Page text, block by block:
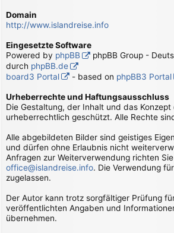
Domain
http://www.islandreise.info
Eingesetzte Software
Powered by phpBB
phpBB Group -
durch phpBB.de
board3 Portal
- based on phpBB3 Portal
Urheberrechte und Haftungsausschluss
Die Gestaltung, der Inhalt und das
urheberrechtlich geschützt. Alle Rechte
Alle abgebildeten Bilder sind geistiges
und dürfen ohne Erlaubnis nicht
Anfragen zur Weiterverwendung richten
office@islandreise.info. Die Verwendung
zugelassen.
Der Autor kann trotz sorgfältiger Prüfung
veröffentlichten Angaben und
übernehmen.